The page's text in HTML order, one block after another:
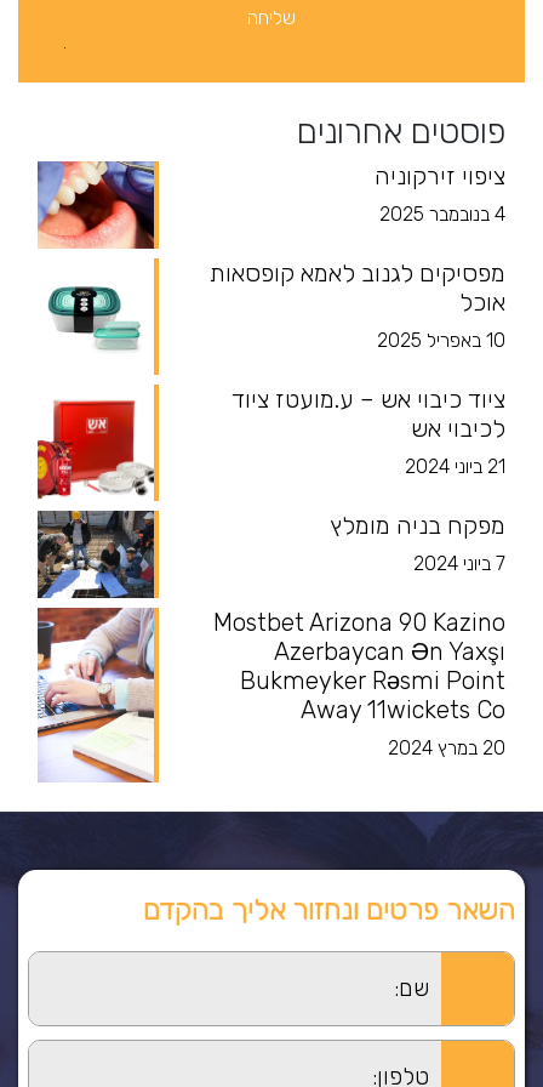
פוסטים אחרונים
ציפוי זירקוניה
4 בנובמבר 2025
מפסיקים לגנוב לאמא קופסאות
אוכל
10 באפריל 2025
ציוד כיבוי אש – ע.מועטז ציוד
לכיבוי אש
21 ביוני 2024
מפקח בניה מומלץ
7 ביוני 2024
Mostbet Arizona 90 Kazino
Azerbaycan Ən Yaxşı
Bukmeyker Rəsmi Point
Away 11wickets Co
20 במרץ 2024
השאר פרטים ונחזור אליך בהקדם